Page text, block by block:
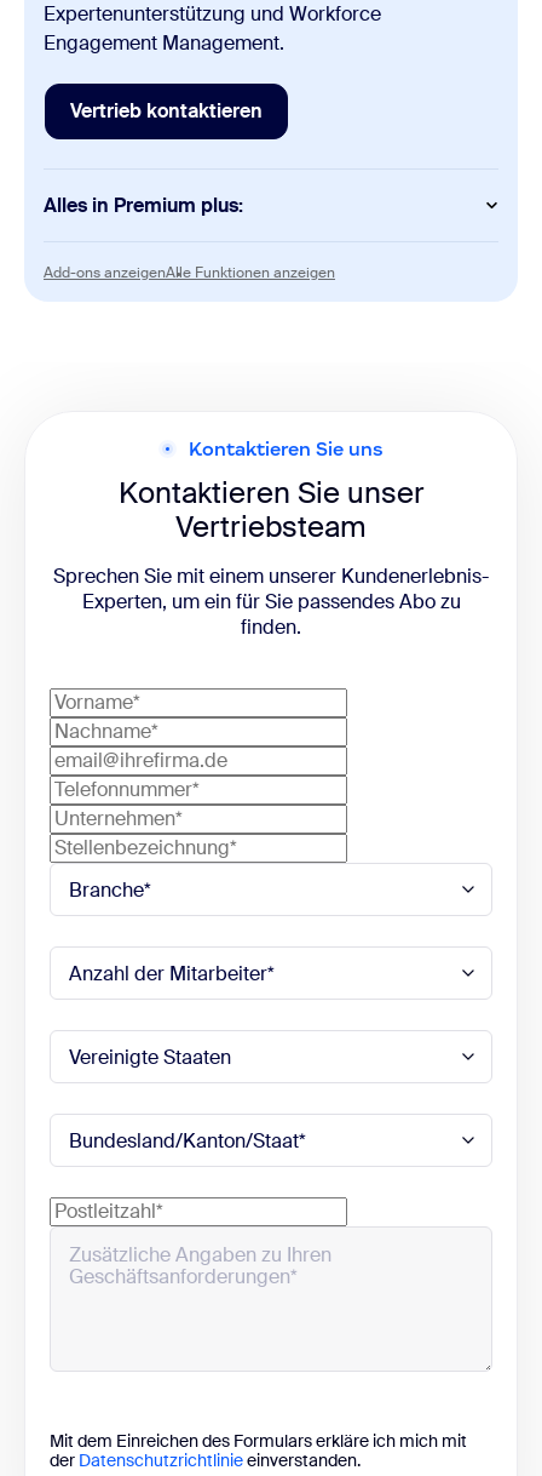
Expertenunterstützung und Workforce
Engagement Management.
Vertrieb kontaktieren
Vertrieb kontaktieren
Alles in Premium plus:
KI-Expertenunterstützung
Add-ons anzeigenAdd-ons anzeigen
Alle Funktionen anzeigen
Kontaktieren Sie uns
Kontaktieren Sie unser
Vertriebsteam
Sprechen Sie mit einem unserer Kundenerlebnis-
Experten, um ein für Sie passendes Abo zu
finden.
Mit dem Einreichen des Formulars erkläre ich mich mit
der Datenschutzrichtlinieeinverstanden.